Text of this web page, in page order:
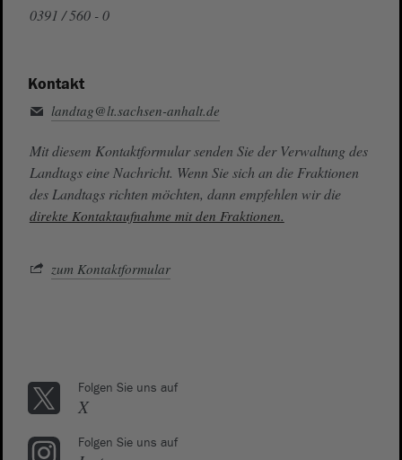
0391 / 560 - 0
Kontakt
landtag@lt.sachsen-anhalt.de
Mit diesem Kontaktformular senden Sie der Verwaltung des
Landtags eine Nachricht. Wenn Sie sich an die Fraktionen
des Landtags richten möchten, dann empfehlen wir die
direkte Kontaktaufnahme mit den Fraktionen.
zum Kontaktformular
Folgen Sie uns auf
X
Folgen Sie uns auf